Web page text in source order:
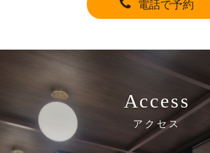
電話で予約
Access
アクセス